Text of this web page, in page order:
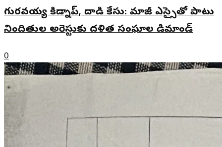
గురవయ్య కిడ్నాప్, దాడి కేసు: మాజీ ఎస్సైతో పాటు
నిందితుల అరెస్టుకు దళిత సంఘాల డిమాండ్
0